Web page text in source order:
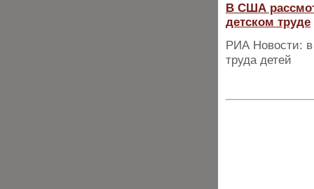
В США
детском труде
РИА Новости: в
труда детей